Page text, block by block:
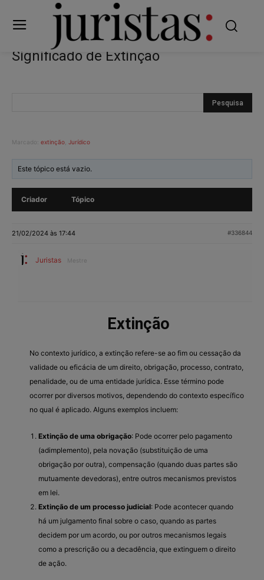
Significado de Extinção
Marcado: extinção Jurídico
Este tópico está vazio.
Criador Tópico
21/02/2024 às 17:44 #336844
Juristas Mestre
Extinção
No contexto jurídico, a extinção refere-se ao fim ou cessação da
validade ou eficácia de um direito, obrigação, processo, contrato,
penalidade, ou de uma entidade jurídica. Esse término pode
ocorrer por diversos motivos, dependendo do contexto específico
no qual é aplicado. Alguns exemplos incluem:
Extinção de uma obrigação: Pode ocorrer pelo pagamento
(adimplemento), pela novação (substituição de uma
obrigação por outra), compensação (quando duas partes são
mutuamente devedoras), entre outros mecanismos previstos
em lei.
Extinção de um processo judicial: Pode acontecer quando
há um julgamento final sobre o caso, quando as partes
decidem por um acordo, ou por outros mecanismos legais
como a prescrição ou a decadência, que extinguem o direito
de ação.